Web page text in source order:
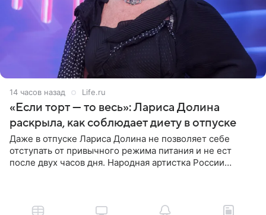
14 часов назад Life.ru
«Если торт — то весь»: Лариса Долина
раскрыла, как соблюдает диету в отпуске
Даже в отпуске Лариса Долина не позволяет себе
отступать от привычного режима питания и не ест
после двух часов дня. Народная артистка России